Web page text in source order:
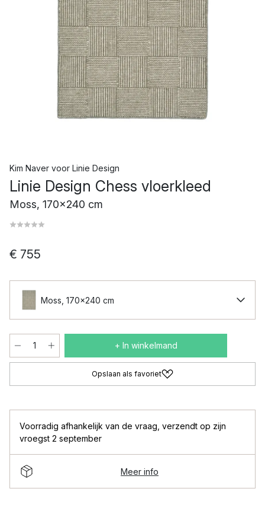
Kim Naver voor Linie Design
Linie Design Chess vloerkleed
Moss, 170x240 cm
€ 755
Moss, 170x240 cm
+ In winkelmand
Opslaan als favoriet
Voorradig afhankelijk van de vraag verzendt op zijn
vroegst 2 september
Meer info